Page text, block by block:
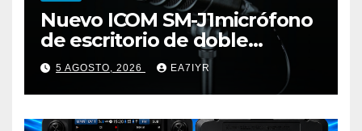
Nuevo ICOM SM-J1micrófono
de escritorio de doble
elemento premium
5 AGOSTO, 2026 EA7IYR